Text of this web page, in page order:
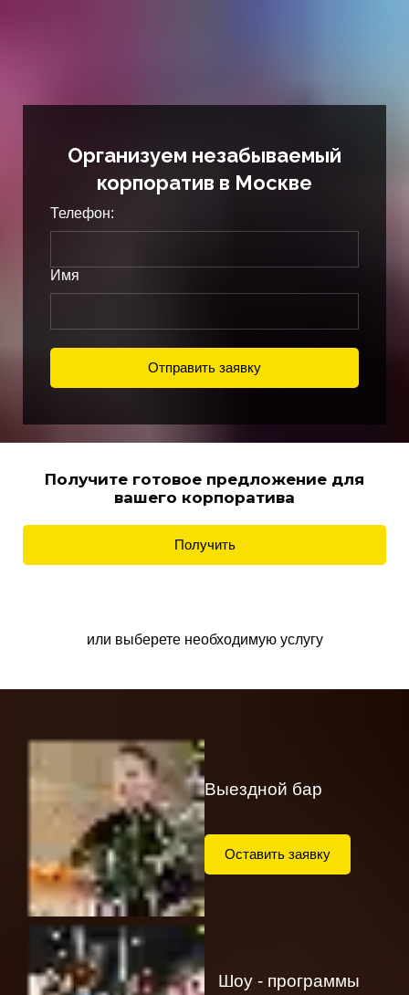
Организуем незабываемый
корпоратив в Москве
Телефон:
Имя
Отправить заявку
Получите готовое предложение для
вашего корпоратива
Получить
или выберете необходимую услугу
Выездной бар
Оставить заявку
Шоу - программы